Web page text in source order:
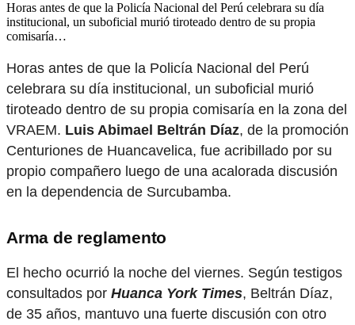
Horas antes de que la Policía Nacional del Perú celebrara su día
institucional, un suboficial murió tiroteado dentro de su propia
comisaría…
Horas antes de que la Policía Nacional del Perú
celebrara su día institucional, un suboficial murió
tiroteado dentro de su propia comisaría en la zona del
VRAEM. Luis Abimael Beltrán Díaz, de la promoción
Centuriones de Huancavelica, fue acribillado por su
propio compañero luego de una acalorada discusión
en la dependencia de Surcubamba.
Arma de reglamento
El hecho ocurrió la noche del viernes. Según testigos
consultados por Huanca York Times, Beltrán Díaz,
de 35 años, mantuvo una fuerte discusión con otro